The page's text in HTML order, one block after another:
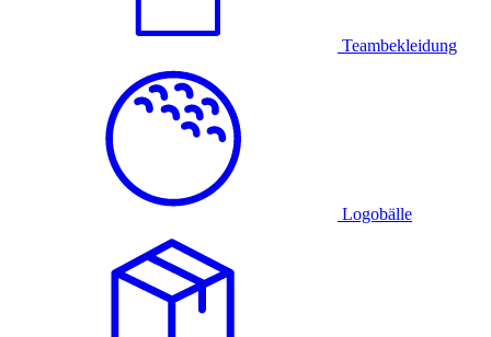
Teambekleidung
Logobälle